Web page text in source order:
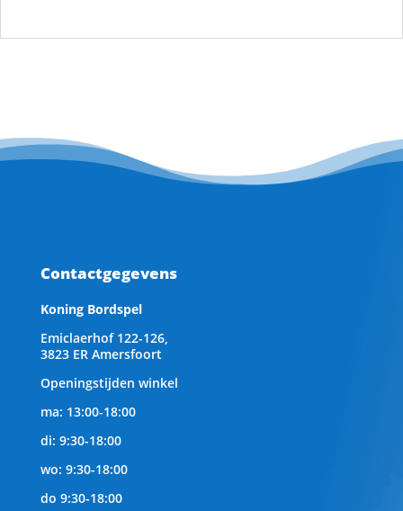
Contactgegevens
Koning Bordspel
Emiclaerhof 122-126,
3823 ER Amersfoort
Openingstijden winkel
ma: 13:00-18:00
di: 9:30-18:00
wo: 9:30-18:00
do 9:30-18:00